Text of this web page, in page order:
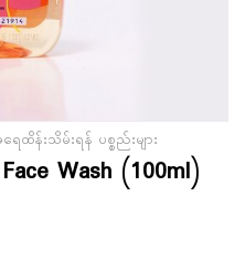
ထိန်းသိမ်းရန် ပစ္စည်းများ
Wash (100ml)